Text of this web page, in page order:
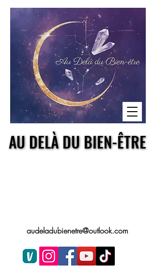
AU DELÀ DU BIEN-ÊTRE
AU DELÀ DU BIEN-ÊTRE
audeladubienetre@outlook.com